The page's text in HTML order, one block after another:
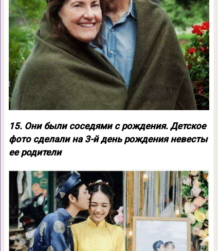
15. Они были соседями с рождения. Детское
фото сделали на 3-й день рождения невесты
ее родители